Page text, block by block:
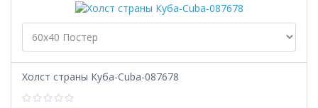
Холст страны Куба-Cuba-087678